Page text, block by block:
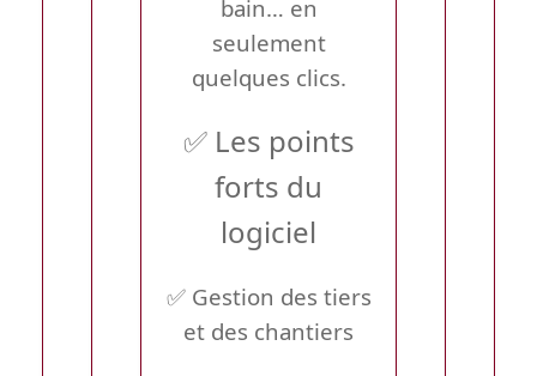
bain… en
seulement
quelques clics.
✅ Les points
forts du
logiciel
✅ Gestion des tiers
et des chantiers